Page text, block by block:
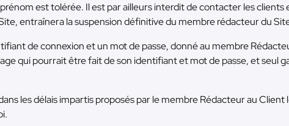
est tolérée. Il est par ailleurs interdit de contacter les
entraînera la suspension définitive du membre rédacteur du
de connexion et un mot de passe, donné au membre
qui pourrait être fait de son identifiant et mot de passe, et seul
les délais impartis proposés par le membre Rédacteur au